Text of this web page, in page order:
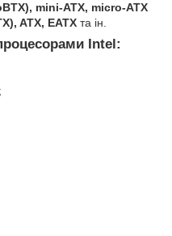
mini-ATX, micro-ATX
ATX, EATX та ін.
Intel: